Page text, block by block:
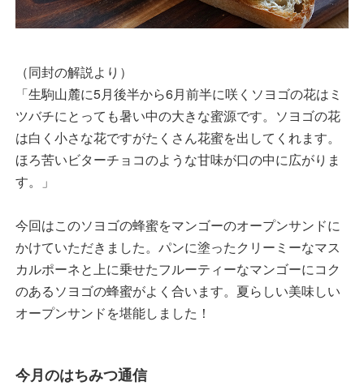
（同封の解説より）
「生駒山麓に5月後半から6月前半に咲くソヨゴの花はミ
ツバチにとっても暑い中の大きな蜜源です。ソヨゴの花
は白く小さな花ですがたくさん花蜜を出してくれます。
ほろ苦いビターチョコのような甘味が口の中に広がりま
す。」
今回はこのソヨゴの蜂蜜をマンゴーのオープンサンドに
かけていただきました。パンに塗ったクリーミーなマス
カルポーネと上に乗せたフルーティーなマンゴーにコク
のあるソヨゴの蜂蜜がよく合います。夏らしい美味しい
オープンサンドを堪能しました！
今月のはちみつ通信